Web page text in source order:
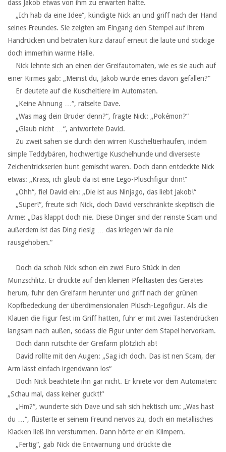
dass Jakob etwas von ihm zu erwarten hätte.
seines Freundes. Sie zeigten am Eingang den Stempel auf ihrem
Handrücken und betraten kurz darauf erneut die laute und stickige
doch immerhin warme Halle.
einer Kirmes gab: „Meinst du, Jakob würde eines davon gefallen?“
‏ ‏ ‏Er deutete auf die Kuscheltiere im Automaten.
‏ ‏ ‏„Keine Ahnung …“, rätselte Dave.
‏ ‏ ‏„Was mag dein Bruder denn?“, fragte Nick: „Pokémon?“
‏ ‏ ‏„Glaub nicht …“, antwortete David.
simple Teddybären, hochwertige Kuschelhunde und diverseste
Zeichentrickserien bunt gemischt waren. Doch dann entdeckte Nick
etwas: „Krass, ich glaub da ist eine Lego-Plüschfigur drin!“
‏ ‏ ‏„Ohh“, fiel David ein: „Die ist aus Ninjago, das liebt Jakob!“
Arme: „Das klappt doch nie. Diese Dinger sind der reinste Scam und
außerdem ist das Ding riesig … das kriegen wir da nie
rausgehoben.“
Münzschlitz. Er drückte auf den kleinen Pfeiltasten des Gerätes
herum, fuhr den Greifarm herunter und griff nach der grünen
Kopfbedeckung der überdimensionalen Plüsch-Legofigur. Als die
Klauen die Figur fest im Griff hatten, fuhr er mit zwei Tastendrücken
langsam nach außen, sodass die Figur unter dem Stapel hervorkam.
‏ ‏ ‏Doch dann rutschte der Greifarm plötzlich ab!
Arm lässt einfach irgendwann los“
„Schau mal, dass keiner guckt!“
du …“, flüsterte er seinem Freund nervös zu, doch ein metallisches
Klacken ließ ihn verstummen. Dann hörte er ein Klimpern.